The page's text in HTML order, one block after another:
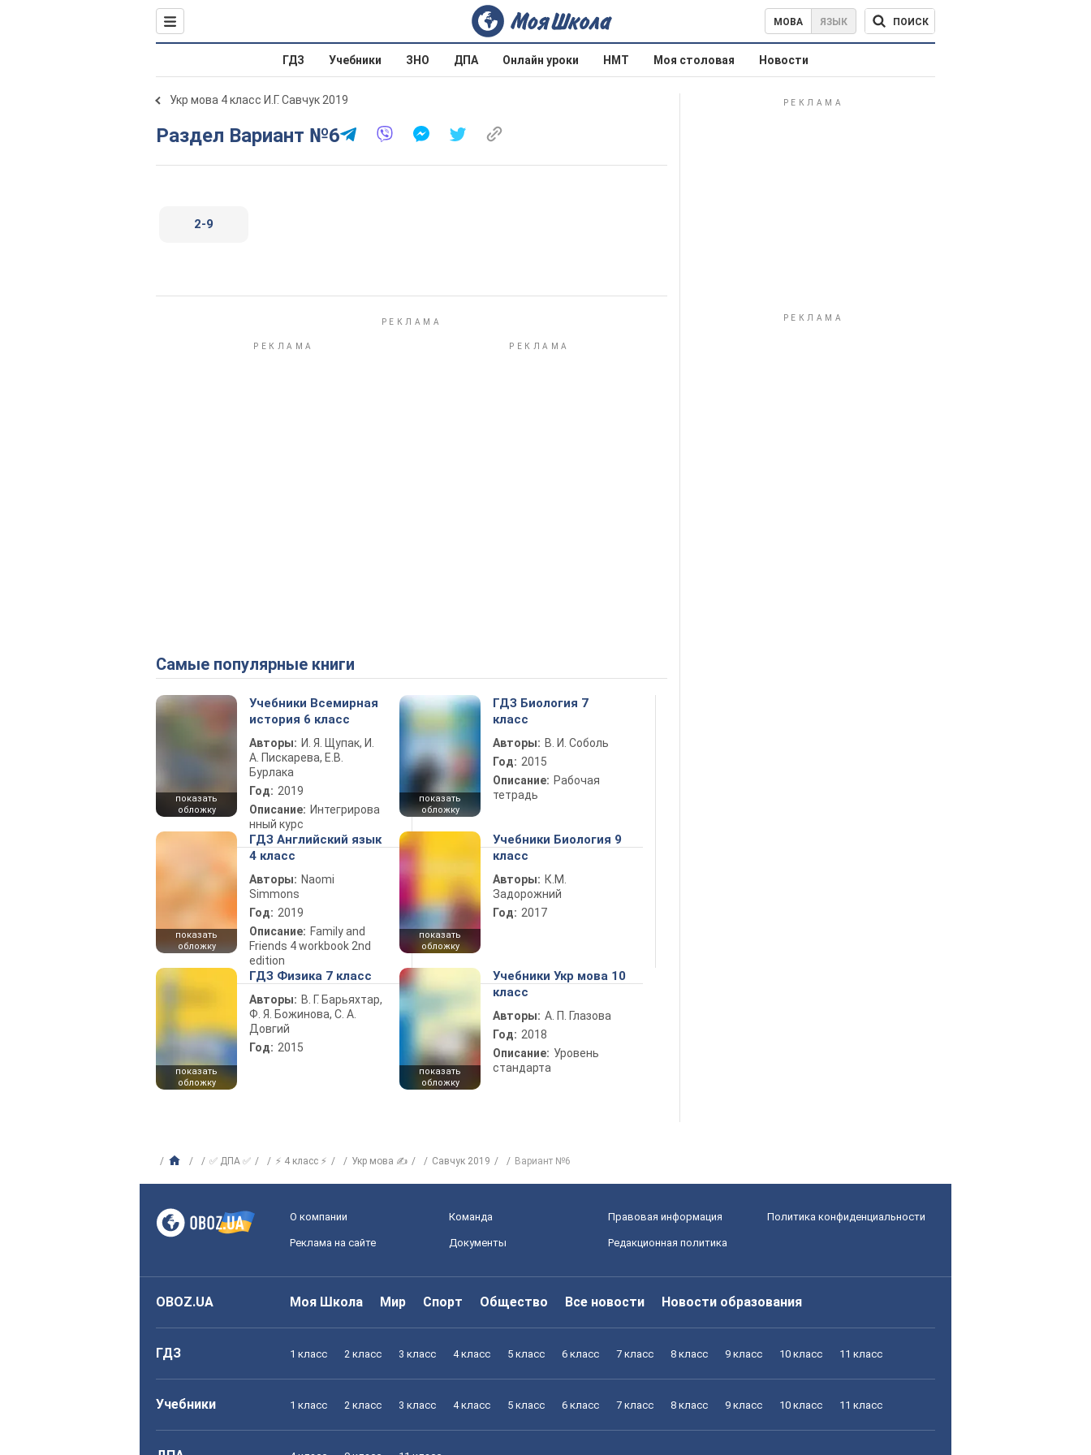
МОВА ЯЗЫК ПОИСК
ГДЗ Учебники ЗНО ДПА Онлайн уроки НМТ Моя столовая Новости
Укр мова 4 класс И.Г. Савчук 2019
Раздел Вариант №6
2-9
Самые популярные книги
показать
обложку
Учебники Всемирная
история 6 класс
Авторы: И. Я. Щупак, И.
А. Пискарева, Е.В.
Бурлака
Год: 2019
Описание: Интегрирова
нный курс
показать
обложку
ГДЗ Биология 7
класс
Авторы: В. И. Соболь
Год: 2015
Описание: Рабочая
тетрадь
показать
обложку
ГДЗ Английский язык
4 класс
Авторы: Naomi
Simmons
Год: 2019
Описание: Family and
Friends 4 workbook 2nd
edition
показать
обложку
Учебники Биология 9
класс
Авторы: К.М.
Задорожний
Год: 2017
показать
обложку
ГДЗ Физика 7 класс
Авторы: В. Г. Барьяхтар,
Ф. Я. Божинова, С. А.
Довгий
Год: 2015
показать
обложку
Учебники Укр мова 10
класс
Авторы: А. П. Глазова
Год: 2018
Описание: Уровень
стандарта
✅ ДПА ✅ ⚡ 4 класс ⚡ Укр мова ✍ Савчук 2019 Вариант №6
О компании Команда Правовая информация Политика конфиденциальности
Реклама на сайте Документы Редакционная политика
OBOZ.UA Моя Школа Мир Спорт Общество Все новости Новости образования
ГДЗ 1 класс 2 класс 3 класс 4 класс 5 класс 6 класс 7 класс 8 класс 9 класс 10 класс 11 класс
Учебники 1 класс 2 класс 3 класс 4 класс 5 класс 6 класс 7 класс 8 класс 9 класс 10 класс 11 класс